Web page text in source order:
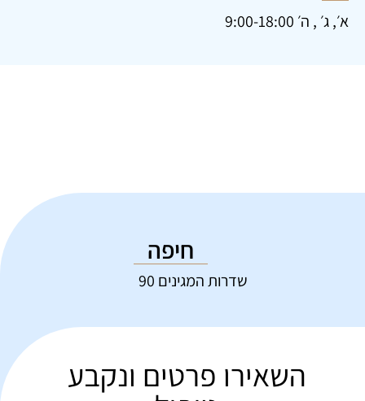
א׳, ג׳ , ה׳ 9:00-18:00
חיפה
שדרות המגינים 90
השאירו פרטים ונקבע